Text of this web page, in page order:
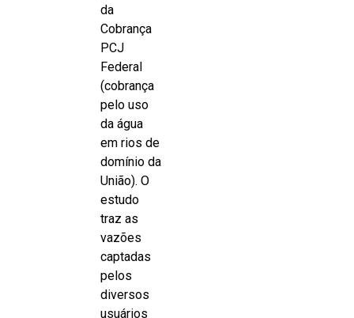
da
Cobrança
PCJ
Federal
(cobrança
pelo uso
da água
em rios de
domínio da
União). O
estudo
traz as
vazões
captadas
pelos
diversos
usuários